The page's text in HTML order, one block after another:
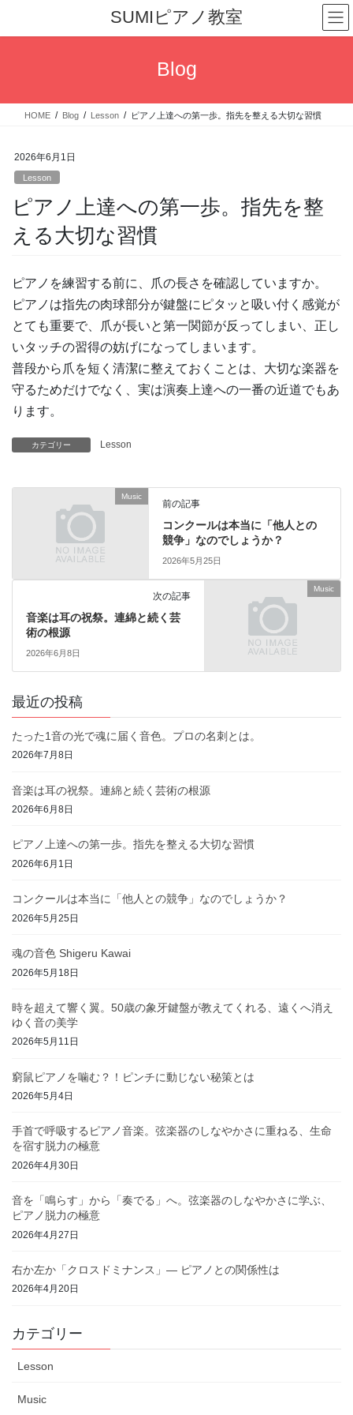
テ
ス
ゲ
ン
SUMIピアノ教室
Blog
HOME Blog Lesson ピアノ上達への第一歩。指先を整える大切な習慣
2026年6月1日
Lesson
ピアノ上達への第一歩。指先を整
える大切な習慣
ピアノを練習する前に、爪の長さを確認していますか。
ピアノは指先の肉球部分が鍵盤にピタッと吸い付く感覚が
とても重要で、爪が長いと第一関節が反ってしまい、正し
いタッチの習得の妨げになってしまいます。
普段から爪を短く清潔に整えておくことは、大切な楽器を
守るためだけでなく、実は演奏上達への一番の近道でもあ
ります。
カテゴリー Lesson
Music
前の記事
コンクールは本当に「他人との
競争」なのでしょうか？
2026年5月25日
Music
次の記事
音楽は耳の祝祭。連綿と続く芸
術の根源
2026年6月8日
最近の投稿
たった1音の光で魂に届く音色。プロの名刺とは。
2026年7月8日
音楽は耳の祝祭。連綿と続く芸術の根源
2026年6月8日
ピアノ上達への第一歩。指先を整える大切な習慣
2026年6月1日
コンクールは本当に「他人との競争」なのでしょうか？
2026年5月25日
魂の音色 Shigeru Kawai
2026年5月18日
時を超えて響く翼。50歳の象牙鍵盤が教えてくれる、遠くへ消え
ゆく音の美学
2026年5月11日
窮鼠ピアノを噛む？！ピンチに動じない秘策とは
2026年5月4日
手首で呼吸するピアノ音楽。弦楽器のしなやかさに重ねる、生命
を宿す脱力の極意
2026年4月30日
音を「鳴らす」から「奏でる」へ。弦楽器のしなやかさに学ぶ、
ピアノ脱力の極意
2026年4月27日
右か左か「クロスドミナンス」— ピアノとの関係性は
2026年4月20日
カテゴリー
Lesson
Music